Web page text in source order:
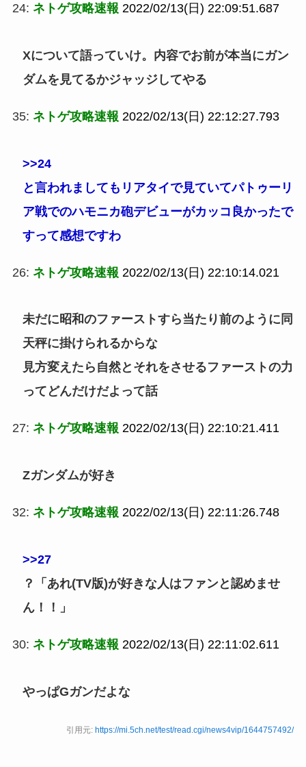
24: ネトゲ攻略速報 2022/02/13(日) 22:09:51.687
Xについて語っていけ。内容でお前が本当にガン
ダムを見てるかジャッジしてやる
35: ネトゲ攻略速報 2022/02/13(日) 22:12:27.793
>>24
と言われましてもリアタイで見ていてパトゥーリ
ア戦でのハモニカ砲デビューがカッコ良かったで
すって感想ですわ
26: ネトゲ攻略速報 2022/02/13(日) 22:10:14.021
未だに昭和のファーストすら当たり前のように同
天秤に掛けられるからな
見方変えたら自然とそれをさせるファーストの力
ってどんだけだよって話
27: ネトゲ攻略速報 2022/02/13(日) 22:10:21.411
Zガンダムが好き
32: ネトゲ攻略速報 2022/02/13(日) 22:11:26.748
>>27
？「あれ(TV版)が好きな人はファンと認めませ
ん！！」
30: ネトゲ攻略速報 2022/02/13(日) 22:11:02.611
やっぱGガンだよな
引用元:https://mi.5ch.net/test/read.cgi/news4vip/1644757492/